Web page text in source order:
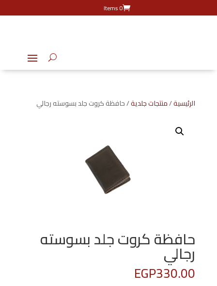
0 Items
الرئيسية/منتجات جلدية/ حافظة كروت جلد بسوسته رجالي
حافظة كروت جلد بسوسته
رجالي
EGP330.00